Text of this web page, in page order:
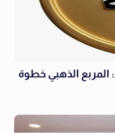
المربع الذهبي خطوة